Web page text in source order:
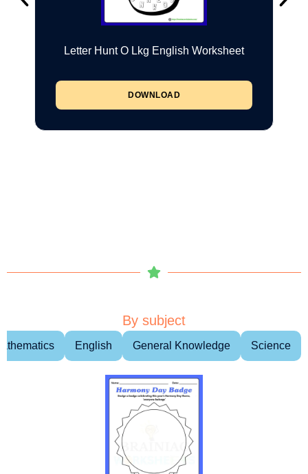
Letter Hunt O Lkg English Worksheet
DOWNLOAD
By subject
English General Knowledge Science